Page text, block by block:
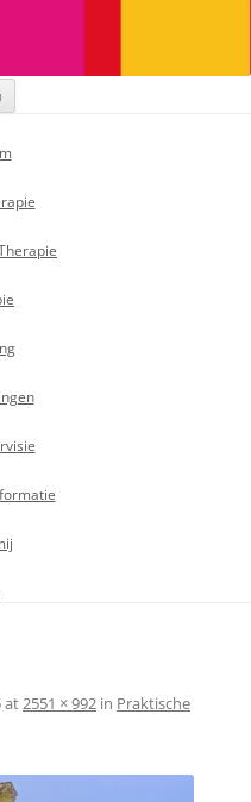
at2551 × 992 in Praktische